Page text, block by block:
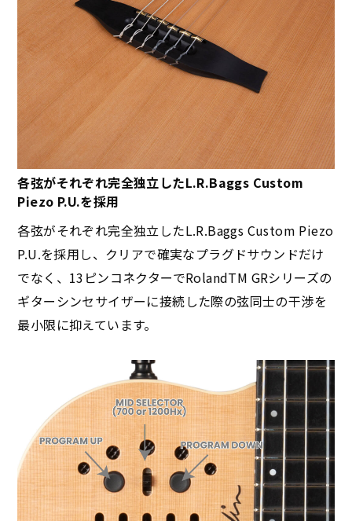
各弦がそれぞれ完全独立したL.R.Baggs Custom
Piezo P.U.を採用
各弦がそれぞれ完全独立したL.R.Baggs Custom Piezo
P.U.を採用し、クリアで確実なプラグドサウンドだけ
でなく、13ピンコネクターでRolandTM GRシリーズの
ギターシンセサイザーに接続した際の弦同士の干渉を
最小限に抑えています。